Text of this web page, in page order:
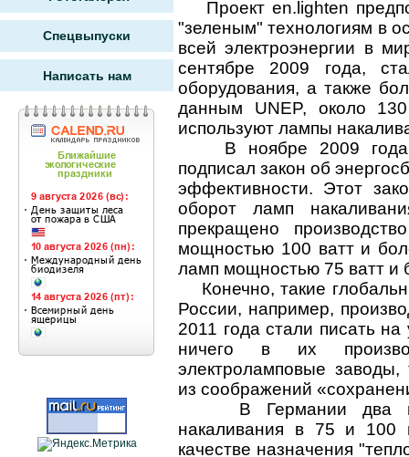
Спецвыпуски
Написать нам
Проект en.lighten
"зеленым" технологиям в
всей электроэнергии в
сентябре 2009 года,
оборудования, а также
данным UNEP, около
используют лампы
В ноябре 2009 года
подписал закон об
эффективности. Этот
оборот ламп
прекращено
мощностью 100 ватт и
ламп мощностью 75 ватт и
Конечно, такие
России, например,
2011 года стали писать
ничего в их
электроламповые
из соображений
В Германии два
накаливания в 75 и 100
качестве назначения